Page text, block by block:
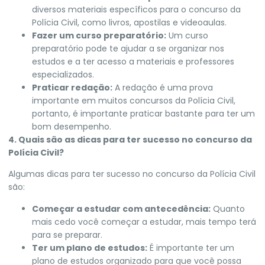
diversos materiais específicos para o concurso da
Polícia Civil, como livros, apostilas e videoaulas.
Fazer um curso preparatório: Um curso
preparatório pode te ajudar a se organizar nos
estudos e a ter acesso a materiais e professores
especializados.
Praticar redação: A redação é uma prova
importante em muitos concursos da Polícia Civil,
portanto, é importante praticar bastante para ter um
bom desempenho.
4. Quais são as dicas para ter sucesso no concurso da
Polícia Civil?
Algumas dicas para ter sucesso no concurso da Polícia Civil
são:
Começar a estudar com antecedência: Quanto
mais cedo você começar a estudar, mais tempo terá
para se preparar.
Ter um plano de estudos: É importante ter um
plano de estudos organizado para que você possa